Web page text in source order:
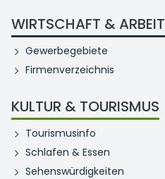
WIRTSCHAFT & ARBEIT
Gewerbegebiete
Firmenverzeichnis
KULTUR & TOURISMUS
Tourismusinfo
Schlafen & Essen
Sehenswürdigkeiten